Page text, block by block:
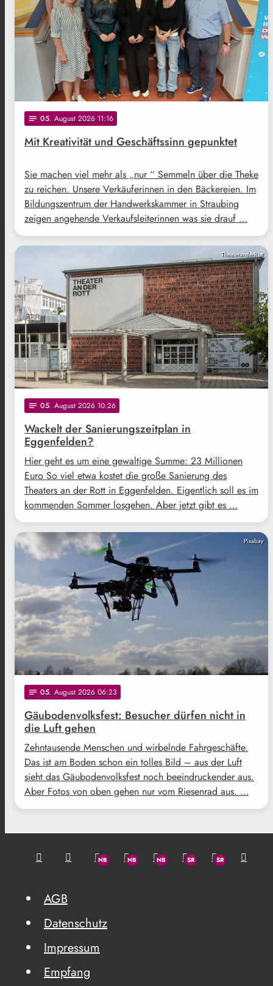
notes 05. August 2026 11:16
Mit Kreativität und Geschäftssinn gepunktet
Sie machen viel mehr als „nur “ Semmeln über die Theke
zu reichen. Unsere Verkäuferinnen in den Bäckereien. Im
Bildungszentrum der Handwerkskammer in Straubing
zeigen angehende Verkaufsleiterinnen was sie drauf …
TheateranderRott
notes 05. August 2026 10:26
Wackelt der Sanierungszeitplan in
Eggenfelden?
Hier geht es um eine gewaltige Summe: 23 Millionen
Euro So viel etwa kostet die große Sanierung des
Theaters an der Rott in Eggenfelden. Eigentlich soll es im
kommenden Sommer losgehen. Aber jetzt gibt es …
Pixabay
notes 05. August 2026 06:23
Gäubodenvolksfest: Besucher dürfen nicht in
die Luft gehen
Zehntausende Menschen und wirbelnde Fahrgeschäfte.
Das ist am Boden schon ein tolles Bild – aus der Luft
sieht das Gäubodenvolksfest noch beeindruckender aus.
Aber Fotos von oben gehen nur vom Riesenrad aus. …
AGB
Datenschutz
Impressum
Empfang